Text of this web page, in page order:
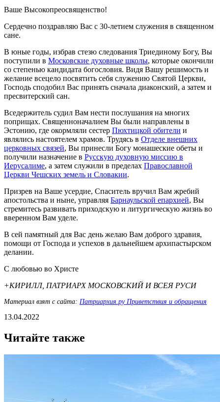
Ваше Высокопреосвященство!
Сердечно поздравляю Вас с 30-летием служения в священном
сане.
В юные годы, избрав стезю следования Триединому Богу, Вы
поступили в Московские духовные школы, которые окончили
со степенью кандидата богословия. Видя Вашу решимость и
желание всецело посвятить себя служению Святой Церкви,
Господь сподобил Вас принять сначала диаконский, а затем и
пресвитерский сан.
Вседержитель судил Вам нести послушания на многих
поприщах. Священноначалием Вы были направлены в
Эстонию, где окормляли сестер Пюхтицкой обители и
являлись настоятелем храмов. Трудясь в Отделе внешних
церковных связей, Вы принесли Богу монашеские обеты и
получили назначение в Русскую духовную миссию в
Иерусалиме, а затем служили в пределах Православной
Церкви Чешских земель и Словакии.
Призрев на Ваше усердие, Спаситель вручил Вам жребий
апостольства и ныне, управляя Барнаульской епархией, Вы
стремитесь развивать приходскую и литургическую жизнь во
вверенном Вам уделе.
В сей памятный для Вас день желаю Вам доброго здравия,
помощи от Господа и успехов в дальнейшем архипастырском
делании.
С любовью во Христе
+КИРИЛЛ, ПАТРИАРХ МОСКОВСКИЙ И ВСЕЯ РУСИ
Материал взят с сайта: Патриархия.ру Приветствия и обращения
13.04.2022
Читайте также